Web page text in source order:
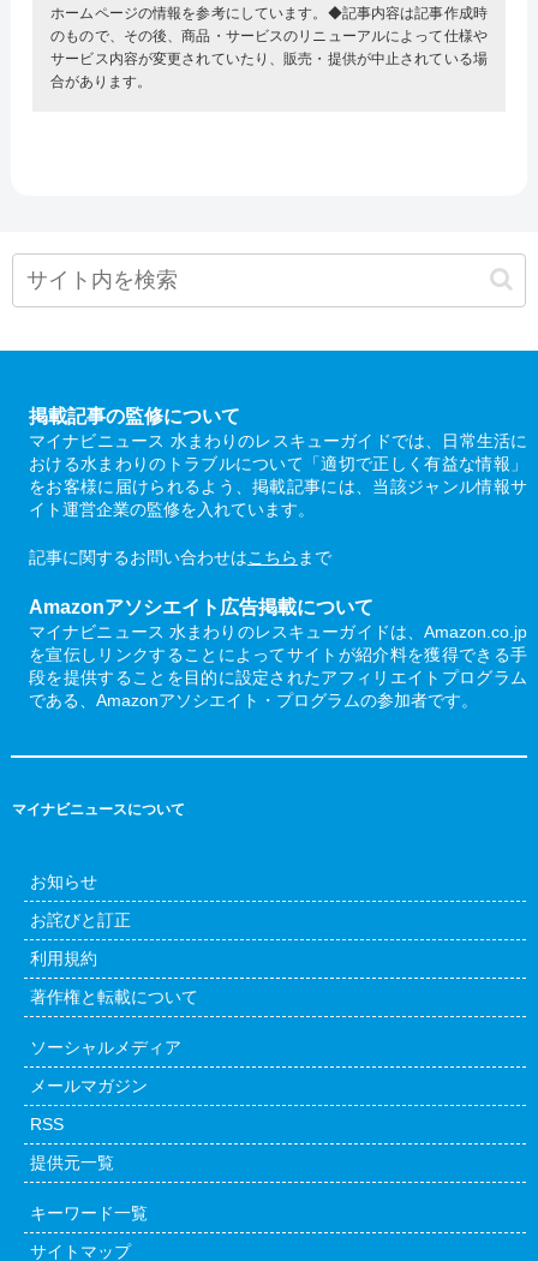
ホームページの情報を参考にしています。◆記事内容は記事作成時
のもので、その後、商品・サービスのリニューアルによって仕様や
サービス内容が変更されていたり、販売・提供が中止されている場
合があります。
掲載記事の監修について
マイナビニュース 水まわりのレスキューガイドでは、日常生活に
おける水まわりのトラブルについて「適切で正しく有益な情報」
をお客様に届けられるよう、掲載記事には、当該ジャンル情報サ
イト運営企業の監修を入れています。
記事に関するお問い合わせはこちら まで
Amazonアソシエイト広告掲載について
マイナビニュース 水まわりのレスキューガイドは、Amazon.co.jp
を宣伝しリンクすることによってサイトが紹介料を獲得できる手
段を提供することを目的に設定されたアフィリエイトプログラム
である、Amazonアソシエイト・プログラムの参加者です。
マイナビニュースについて
お知らせ
お詫びと訂正
利用規約
著作権と転載について
ソーシャルメディア
メールマガジン
RSS
提供元一覧
キーワード一覧
サイトマップ